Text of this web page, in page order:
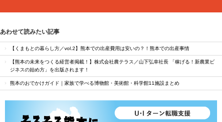
あわせて読みたい記事
【くまもとの暮らし方／vol.2】熊本での出産費用は安いの？！熊本での出産事情
【熊本の未来をつくる経営者掲載！】株式会社農テラス／山下弘幸社長 「稼げる！新農業ビ
ジネスの始め方」を出版されます！
熊本のおでかけガイド｜家族で学べる博物館・美術館・科学館11施設まとめ